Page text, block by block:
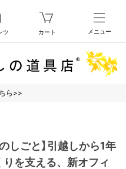
ツ カート メニュー
ら>>
しごと】引越しから1年
を支える、新オフィ